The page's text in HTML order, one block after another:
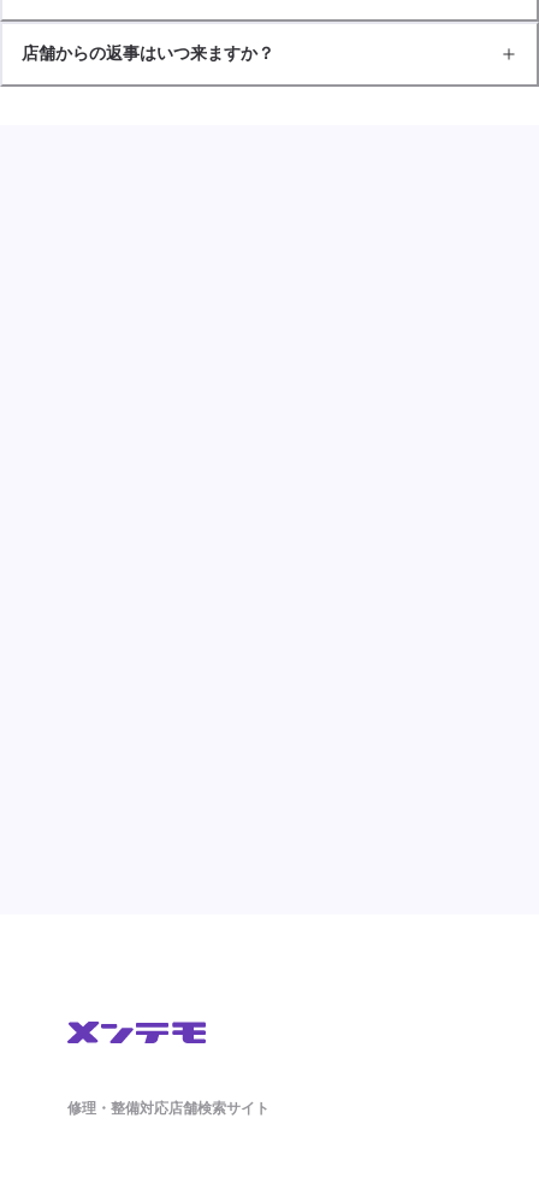
店舗からの返事はいつ来ますか？
修理・整備対応店舗検索サイト